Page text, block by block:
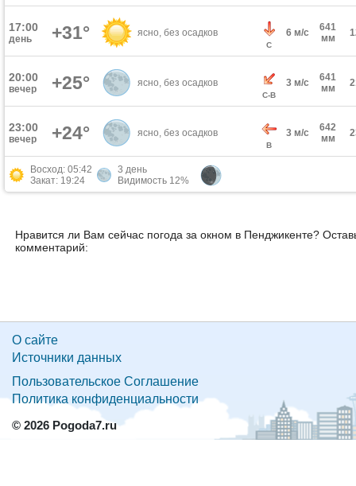
17:00
день +31° ясно, без осадков
С
6 м/с
641
мм
20:00
вечер +25° ясно, без осадков
С-В
3 м/с
641
мм
23:00
вечер +24° ясно, без осадков
В
3 м/с
642
мм
Восход: 05:42
Закат: 19:24
3 день
Видимость 12%
Нравится ли Вам сейчас погода за окном в Пенджикенте?
комментарий:
О сайте
Источники данных
Пользовательское Соглашение
Политика конфиденциальности
© 2026 Pogoda7.ru